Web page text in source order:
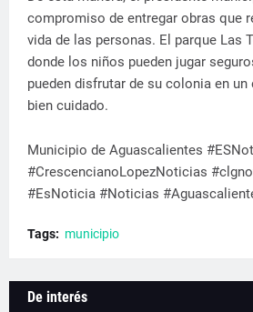
compromiso de entregar obras que
vida de las personas. El parque Las
donde los niños pueden jugar
pueden disfrutar de su colonia en
bien cuidado.
Municipio de Aguascalientes
#CrescencianoLopezNoticias
#EsNoticia #Noticias
Tags: municipio
De interés